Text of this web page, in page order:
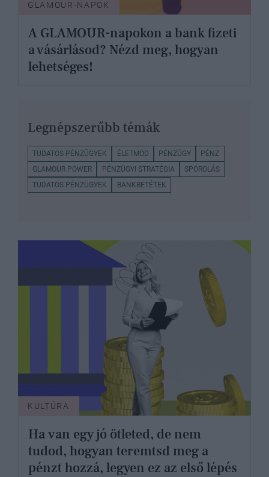
GLAMOUR-NAPOK
A GLAMOUR-napokon a bank fizeti
a vásárlásod? Nézd meg, hogyan
lehetséges!
Legnépszerűbb témák
TUDATOS PÉNZÜGYEK ÉLETMÓD PÉNZÜGY
PÉNZ
GLAMOUR POWER
PÉNZÜGYI STRATÉGIA
SPÓROLÁS
TUDATOS PÉNZÜGYEK
BANKBETÉTEK
KULTÚRA
Ha van egy jó ötleted, de nem
tudod, hogyan teremtsd meg a
pénzt hozzá, legyen ez az első lépés